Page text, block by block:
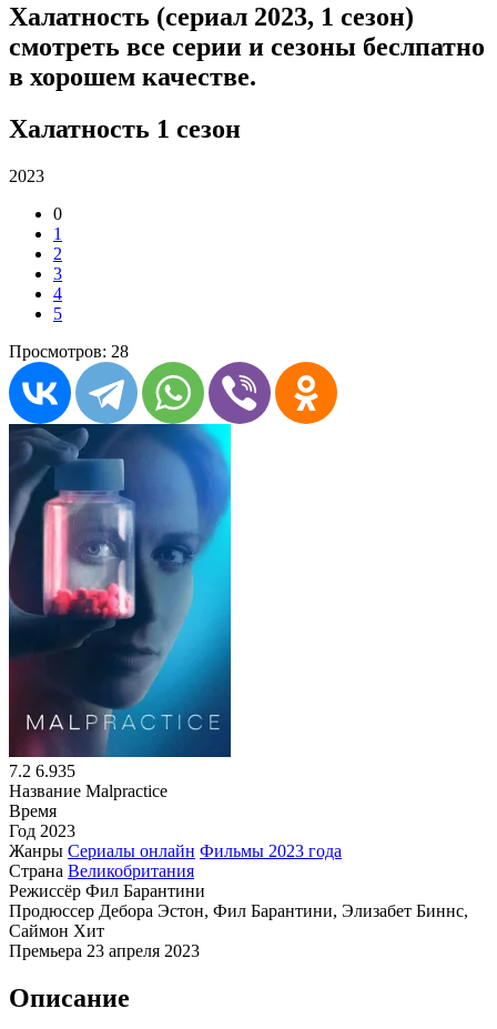
Халатность (сериал 2023, 1 сезон)
смотреть все серии и сезоны беслпатно
в хорошем качестве.
Халатность 1 сезон
2023
0
1
2
3
4
5
Просмотров: 28
7.2 6.935
Название Malpractice
Время
Год 2023
Жанры Сериалы онлайн Фильмы 2023 года
Страна Великобритания
Режиссёр Фил Барантини
Продюссер Дебора Эстон, Фил Барантини, Элизабет Биннс,
Саймон Хит
Премьера 23 апреля 2023
Описание